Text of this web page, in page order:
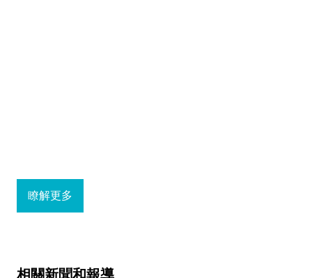
瞭解更多
相關新聞和報導